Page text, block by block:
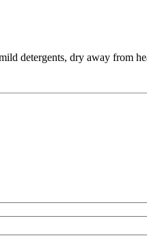
detergents, dry away from